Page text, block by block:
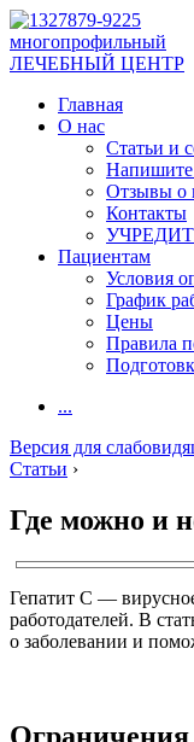
многопрофильный
ЛЕЧЕБНЫЙ ЦЕНТР
Главная
О нас
Статьи и
Отзывы о
Контакты
Пациентам
Условия
График
Цены
Правила
...
Версия для
Статьи ›
Где можно и
Гепатит С —
работодателей. В
о заболевании и
Ограничения